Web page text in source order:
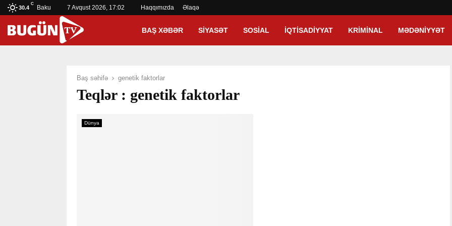
30.4
C
Baku 7 Avqust 2026, 17:02 Haqqımızda Əlaqə
BAŞ XƏBƏR SIYASƏT SOSIAL İQTISADIYYAT KRIMINAL MƏDƏNIYYƏT
Baş səhifə genetik faktorlar
Teqlər : genetik faktorlar
Dünya